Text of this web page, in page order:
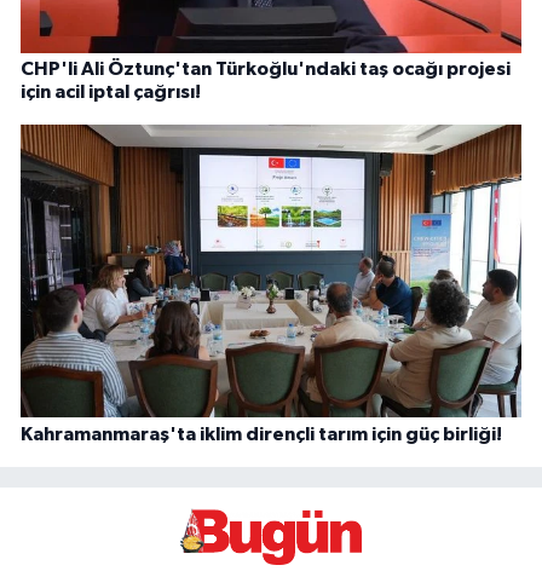
CHP'li Ali Öztunç'tan Türkoğlu'ndaki taş ocağı projesi
için acil iptal çağrısı!
Kahramanmaraş'ta iklim dirençli tarım için güç birliği!